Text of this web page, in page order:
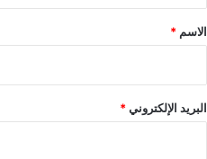
*
الاسم *
البريد الإلكتروني*